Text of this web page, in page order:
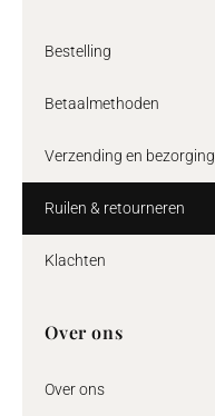
Bestelling
Betaalmethoden
Verzending en bezorging
Ruilen & retourneren
Klachten
Over ons
Over ons